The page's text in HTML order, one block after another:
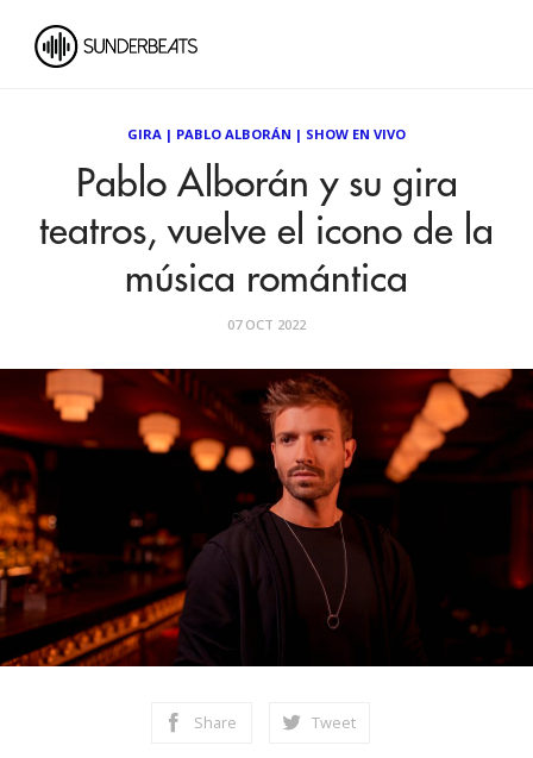
GIRA | PABLO ALBORÁN | SHOW EN VIVO
Pablo Alborán y su gira
teatros, vuelve el icono de la
música romántica
07 OCT 2022
Share Tweet